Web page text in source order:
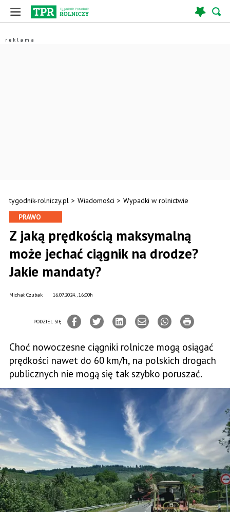
tygodnik-rolniczy.pl > Wiadomości > Wypadki w rolnictwie
PRAWO
Z jaką prędkością maksymalną
może jechać ciągnik na drodze?
Jakie mandaty?
16.07.2024., 16:00h
Michał Czubak
PODZIEL SIĘ
Choć nowoczesne ciągniki rolnicze mogą osiągać
prędkości nawet do 60 km/h, na polskich drogach
publicznych nie mogą się tak szybko poruszać.